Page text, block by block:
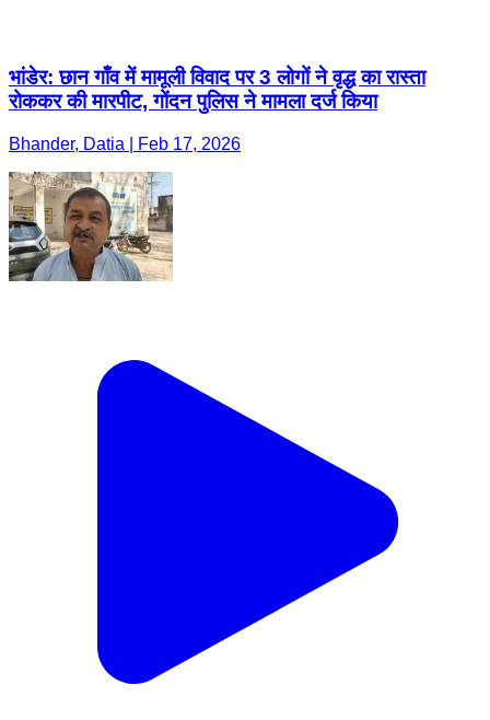
भांडेर: छान गाँव में मामूली विवाद पर 3 लोगों ने वृद्ध का रास्ता
रोककर की मारपीट, गोंदन पुलिस ने मामला दर्ज किया
Bhander, Datia | Feb 17, 2026